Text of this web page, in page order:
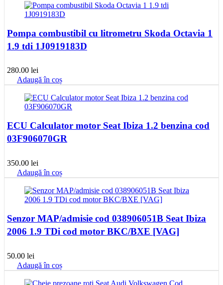
Pompa combustibil cu litrometru Skoda Octavia 1
1.9 tdi 1J0919183D
280.00 lei
Adaugă în coș
ECU Calculator motor Seat Ibiza 1.2 benzina cod
03F906070GR
350.00 lei
Adaugă în coș
Senzor MAP/admisie cod 038906051B Seat Ibiza
2006 1.9 TDi cod motor BKC/BXE [VAG]
50.00 lei
Adaugă în coș